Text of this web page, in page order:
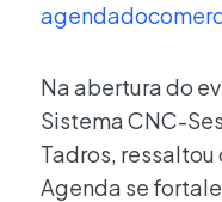
Na abertura do
Sistema CNC-
Tadros,
Agenda se